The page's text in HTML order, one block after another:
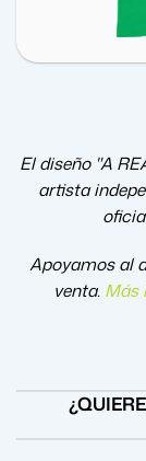
El diseño "A
artista
Apoyamos al
venta. Más